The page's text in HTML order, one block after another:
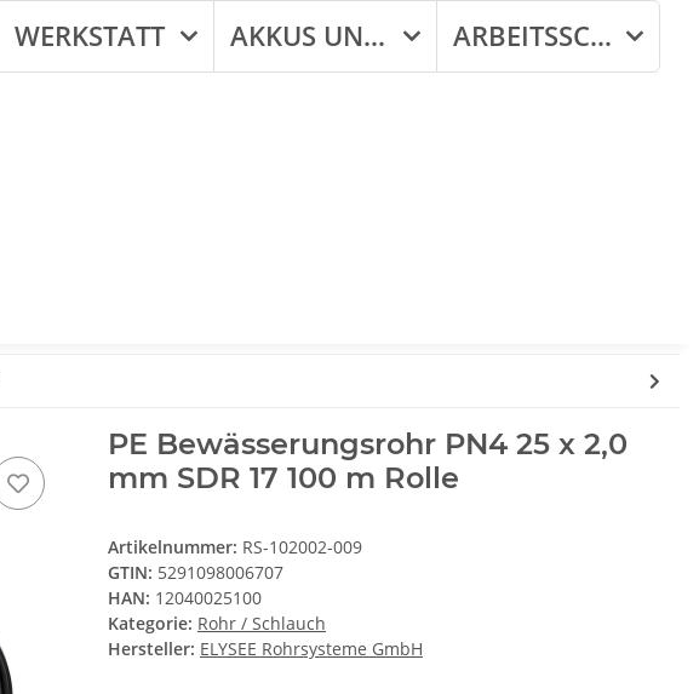
WERKSTATT AKKUS UND LADEGERÄTE ARBEITSSCHUTZ
PE Bewässerungsrohr PN4 25 x 2,0
mm SDR 17 100 m Rolle
Artikelnummer: RS-102002-009
GTIN: 5291098006707
HAN: 12040025100
Kategorie: Rohr / Schlauch
Hersteller: ELYSEE Rohrsysteme GmbH